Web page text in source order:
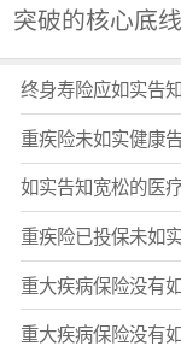
突破的核心底线
终身寿险应如实告
重疾险未如实健康
如实告知宽松的医
重疾险已投保未如
重大疾病保险没有
重大疾病保险没有